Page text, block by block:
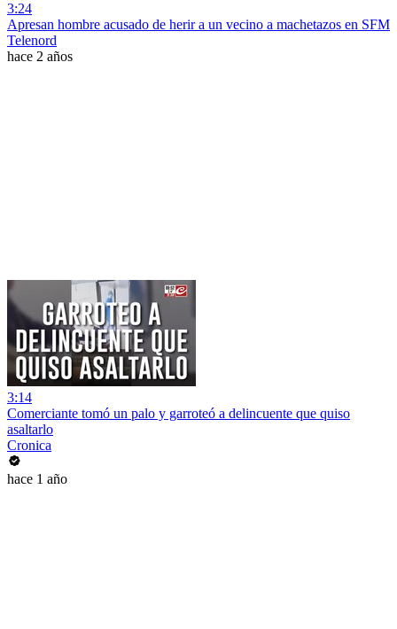
3:24
Apresan hombre acusado de herir a un vecino a machetazos en SFM
Telenord
hace 2 años
3:14
Comerciante tomó un palo y garroteó a delincuente que quiso
asaltarlo
Cronica
hace 1 año